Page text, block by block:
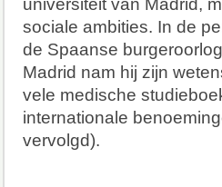
sociale ambities. In de
de Spaanse
Madrid nam hij zijn
vele medische
internationale
vervolgd).